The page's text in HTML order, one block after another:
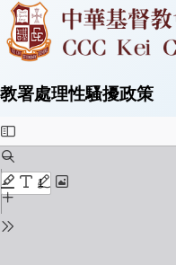
教署處理性騷擾政策